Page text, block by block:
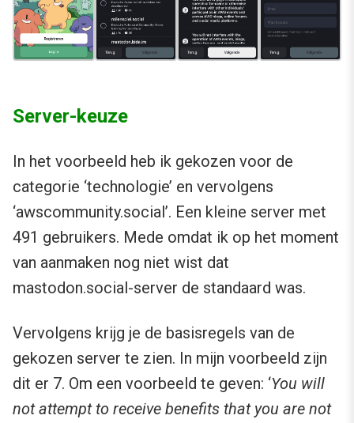
Server-keuze
In het voorbeeld heb ik gekozen voor de
categorie ‘technologie’ en vervolgens
‘awscommunity.social’. Een kleine server met
491 gebruikers. Mede omdat ik op het moment
van aanmaken nog niet wist dat
mastodon.social-server de standaard was.
Vervolgens krijg je de basisregels van de
gekozen server te zien. In mijn voorbeeld zijn
dit er 7. Om een voorbeeld te geven: ‘You will
not attempt to receive benefits that you are not